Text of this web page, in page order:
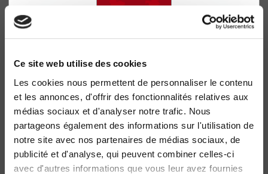
Ce site web utilise des cookies
Les cookies nous permettent de personnaliser le contenu
et les annonces, d'offrir des fonctionnalités relatives aux
médias sociaux et d'analyser notre trafic. Nous
partageons également des informations sur l'utilisation de
notre site avec nos partenaires de médias sociaux, de
publicité et d'analyse, qui peuvent combiner celles-ci
avec d'autres informations que vous leur avez fournies
La Deuxième République espagnole, 1931-1936
Essai d'interprétation
Jean Bécarud